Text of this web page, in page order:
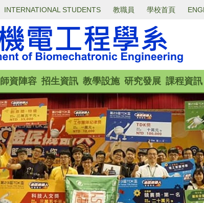
INTERNATIONAL STUDENTS 教職員 學校首頁
師資陣容 招生資訊 教學設施 研究發展 課程資訊